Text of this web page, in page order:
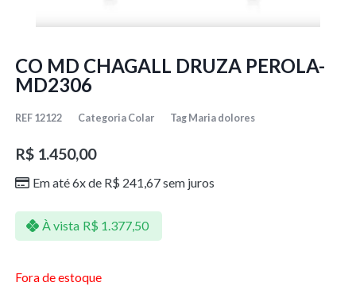
CO MD CHAGALL DRUZA PEROLA-
MD2306
REF 12122 Categoria Colar Tag Maria dolores
R$1.450,00
Em até 6x de R$ 241,67sem juros
À vista R$ 1.377,50
Fora de estoque